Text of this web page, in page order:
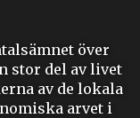
över
stor del av livet
av de lokala
arvet i